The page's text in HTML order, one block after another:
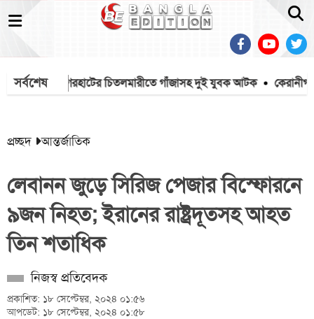
সর্বশেষবাগেরহাটের চিতলমারীতে গাঁজাসহ দুই যুবক আটক কেরানীগঞ্জে
প্রচ্ছদ আন্তর্জাতিক
লেবানন জুড়ে সিরিজ পেজার বিস্ফোরনে
৯জন নিহত; ইরানের রাষ্ট্রদূতসহ আহত
তিন শতাধিক
নিজস্ব প্রতিবেদক
প্রকাশিত: ১৮ সেপ্টেম্বর, ২০২৪ ০১:৫৬
আপডেট: ১৮ সেপ্টেম্বর, ২০২৪ ০১:৫৮